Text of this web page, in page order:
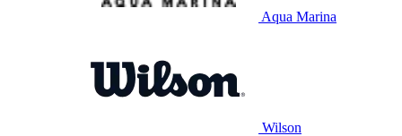
Aqua Marina
Wilson